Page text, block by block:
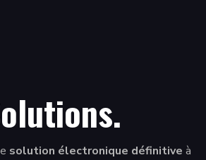
solution électronique définitive à